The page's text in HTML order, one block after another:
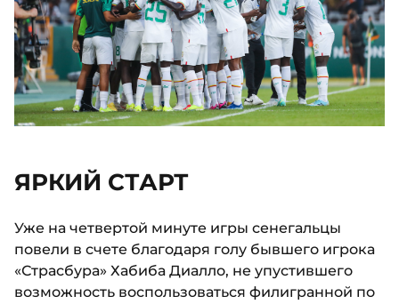
ЯРКИЙ СТАРТ
Уже на четвертой минуте игры сенегальцы
повели в счете благодаря голу бывшего игрока
«Страсбура» Хабиба Диалло, не упустившего
возможность воспользоваться филигранной по